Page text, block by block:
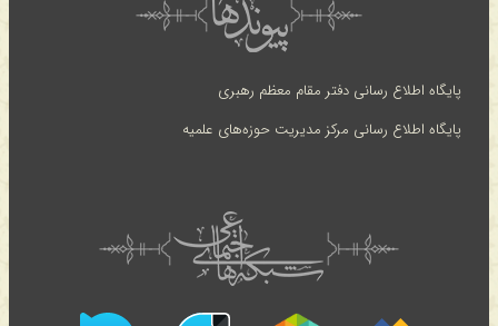
پایگاه اطلاع رسانی دفتر مقام معظم رهبری
پایگاه اطلاع رسانی مرکز مدیریت حوزه‌های علمیه